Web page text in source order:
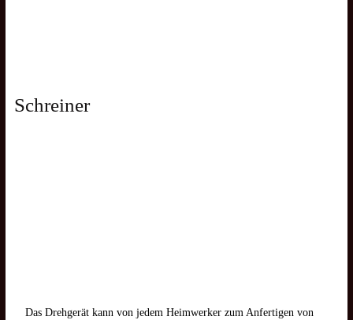
Schreiner
Das Drehgerät kann von jedem Heimwerker zum Anfertigen von